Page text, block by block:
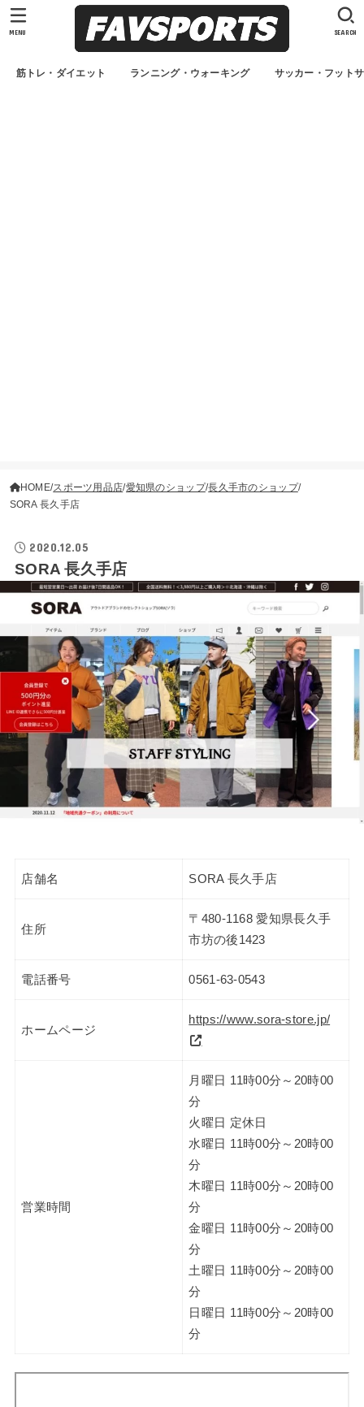
筋トレ・ダイエット ランニング・ウォーキング サッカー・フット
SEARCH
MENU
HOME スポーツ用品店 愛知県のショップ 長久手市のショップ
SORA 長久手店
2020.12.05
SORA 長久手店
店舗名 SORA 長久手店
住所
〒480-1168 愛知県長久手
市坊の後1423
電話番号 0561-63-0543
ホームページ
https://www.sora-store.jp/
営業時間
月曜日 11時00分～20時00
分
火曜日 定休日
水曜日 11時00分～20時00
分
木曜日 11時00分～20時00
分
金曜日 11時00分～20時00
分
土曜日 11時00分～20時00
分
日曜日 11時00分～20時00
分